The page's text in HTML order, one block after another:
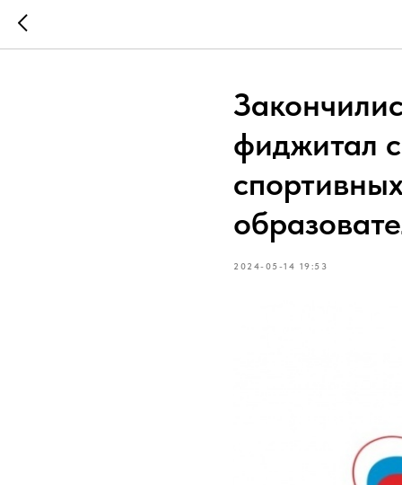
фиджитал
2024-05-14 19:53